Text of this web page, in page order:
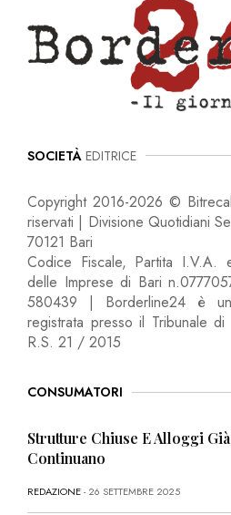
SOCIETÀ EDITRICE
Copyright 2016-2026 ©
riservati | Divisione Quotidiani
70121 Bari
Codice Fiscale, Partita I.V.A.
delle Imprese di Bari
580439 | Borderline24 è
registrata presso il Tribunale
R.S. 21 / 2015
CONSUMATORI
Strutture Chiuse E Alloggi
Continuano
REDAZIONE- 26 SETTEMBRE 2025